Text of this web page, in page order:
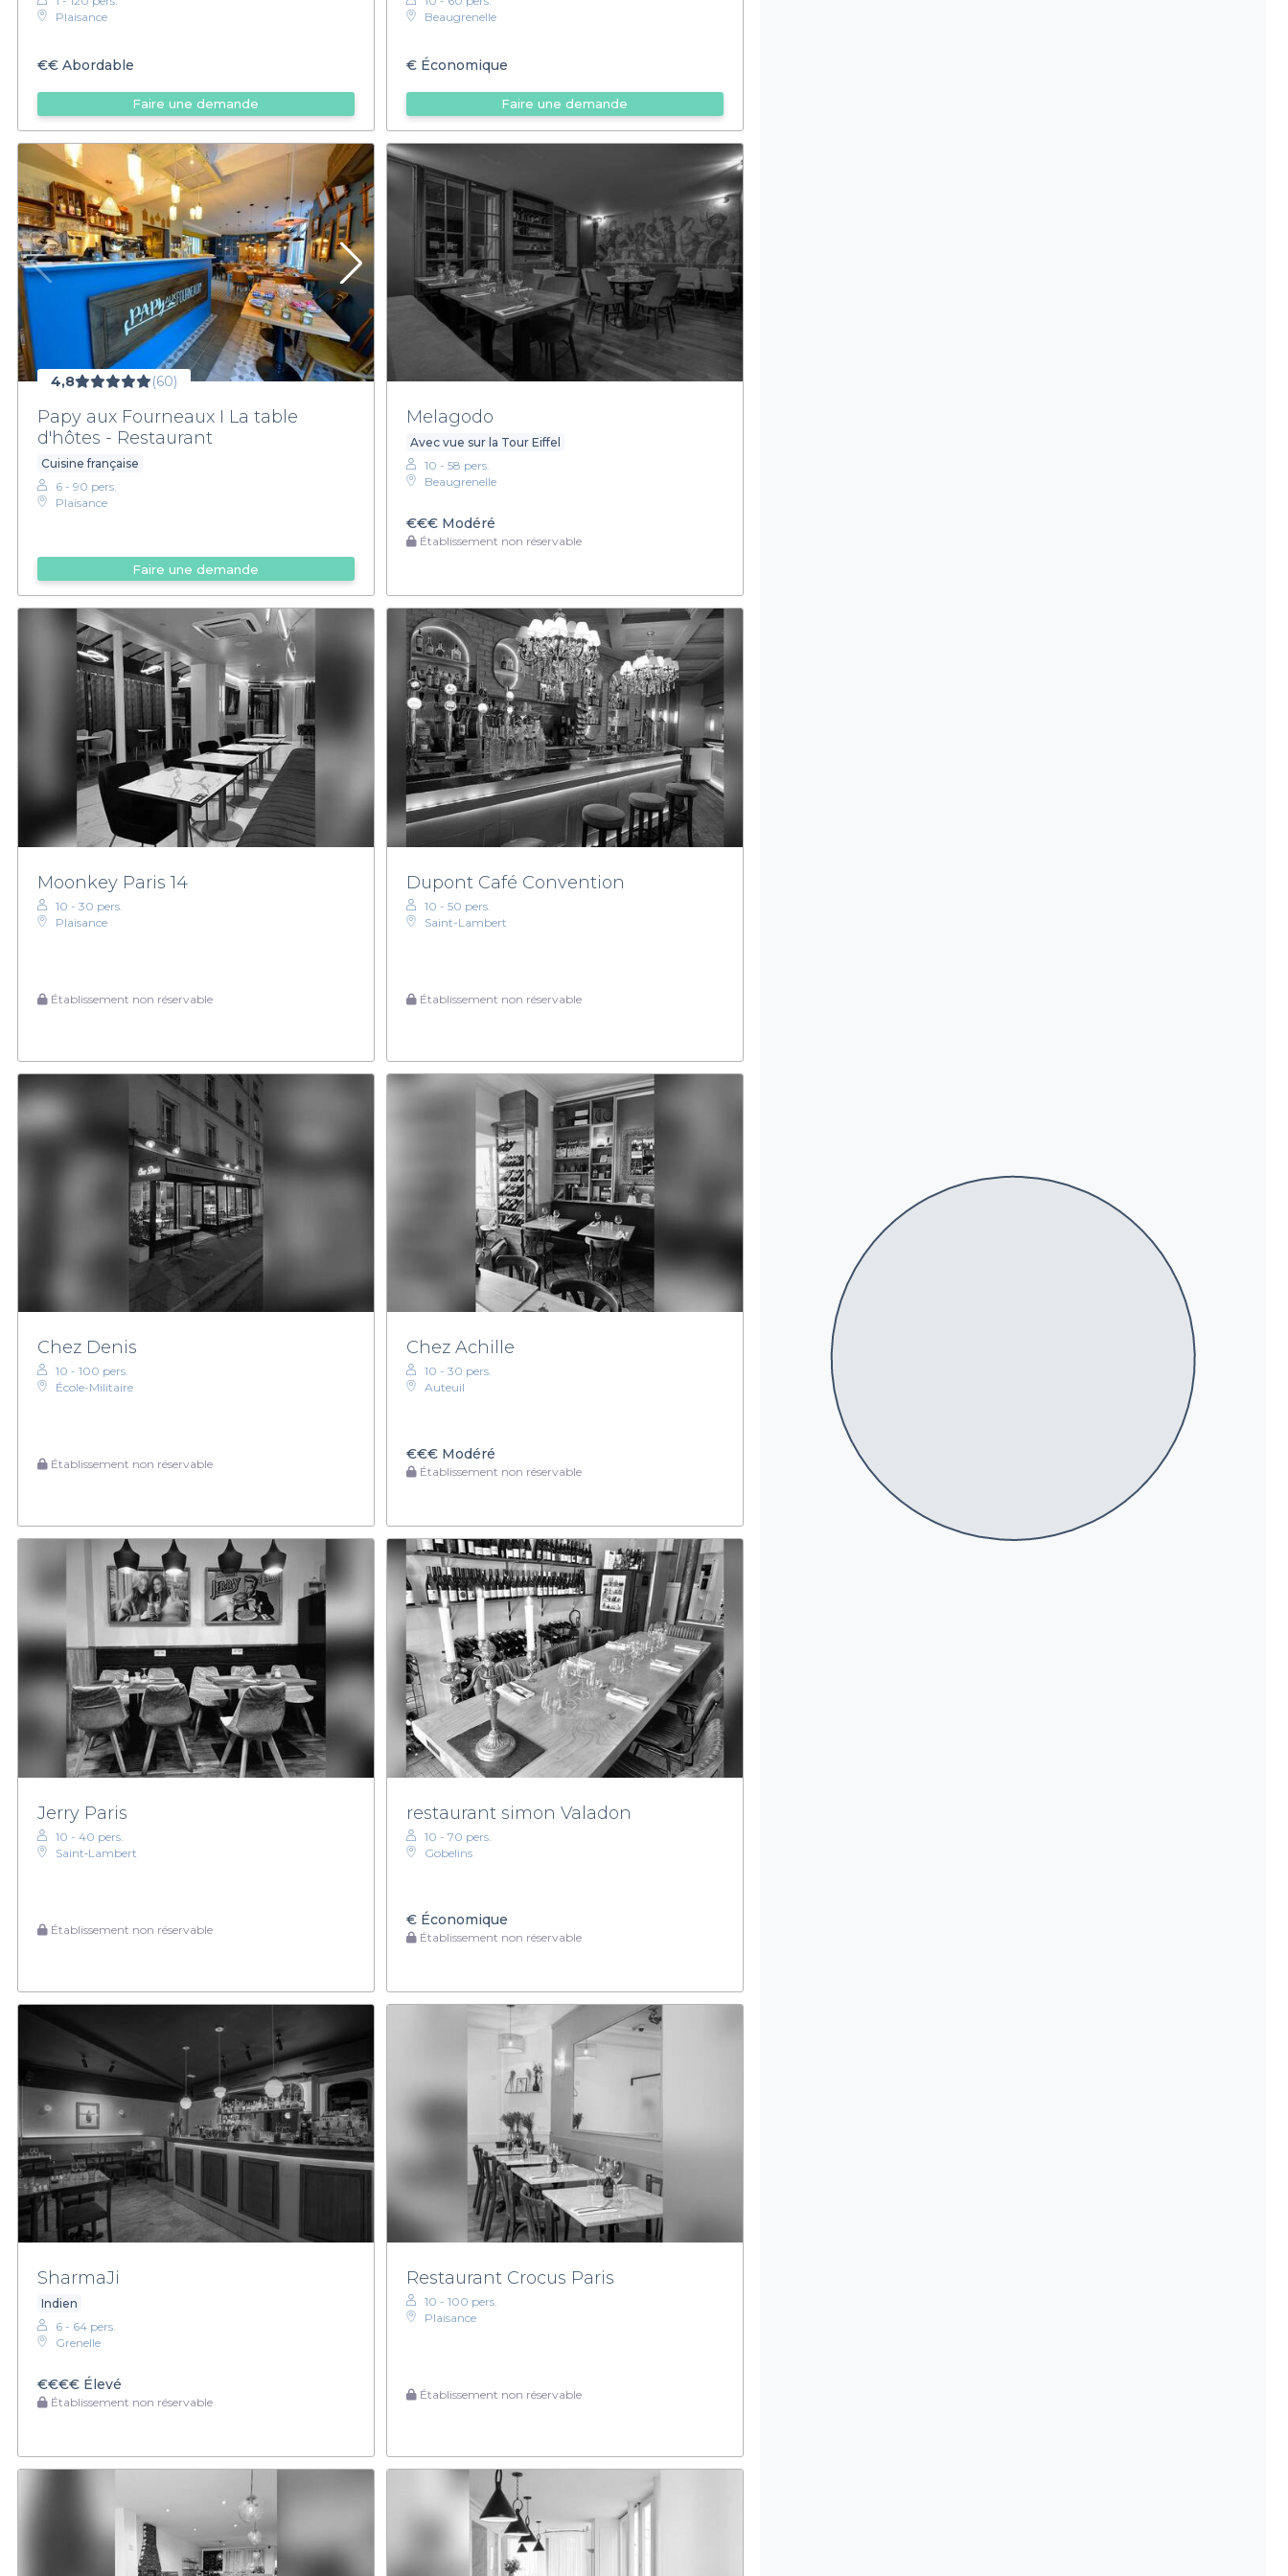
Plaisance
€€ Abordable
Faire une demande
Beaugrenelle
€Économique
Faire une demande
4,8 (60)
Papy aux Fourneaux I La table
d'hôtes - Restaurant
Cuisine française
6 - 90 pers.
Plaisance
Faire une demande
Melagodo
Avec vue sur la Tour Eiffel
10 - 58 pers.
Beaugrenelle
€€€Modéré
Établissement non réservable
Moonkey Paris 14
10 - 30 pers.
Plaisance
Établissement non réservable
Dupont Café Convention
10 - 50 pers.
Saint-Lambert
Établissement non réservable
Chez Denis
10 - 100 pers.
École-Militaire
Établissement non réservable
Chez Achille
10 - 30 pers.
Auteuil
€€€Modéré
Établissement non réservable
Jerry Paris
10 - 40 pers.
Saint‑Lambert
Établissement non réservable
restaurant simon Valadon
10 - 70 pers.
Gobelins
€Économique
Établissement non réservable
SharmaJi
Indien
6 - 64 pers.
Grenelle
€€€€ Élevé
Établissement non réservable
Restaurant Crocus Paris
10 - 100 pers.
Plaisance
Établissement non réservable